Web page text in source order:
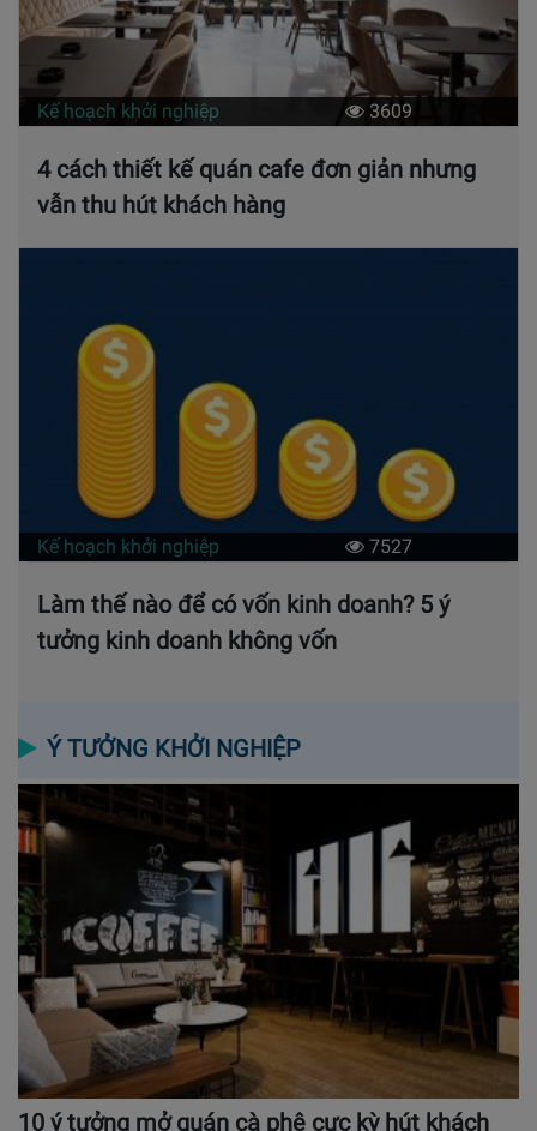
Kế hoạch khởi nghiệp 3609
4 cách thiết kế quán cafe đơn giản nhưng
vẫn thu hút khách hàng
Kế hoạch khởi nghiệp 7527
Làm thế nào để có vốn kinh doanh? 5 ý
tưởng kinh doanh không vốn
Ý TƯỞNG KHỞI NGHIỆP
10 ý tưởng mở quán cà phê cực kỳ hút khách